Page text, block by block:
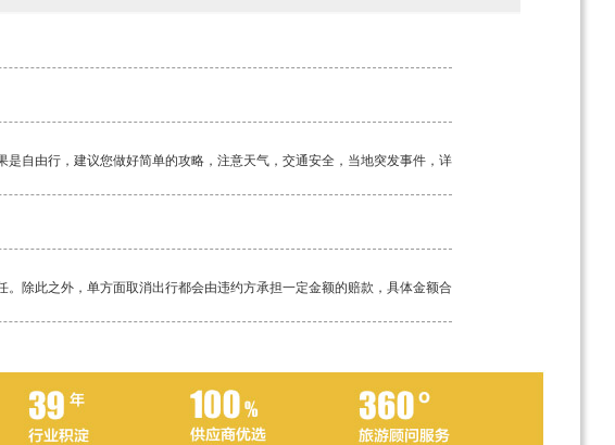
自由行，建议您做好简单的攻略，注意天气，交通安全，当地突发事件，详
除此之外，单方面取消出行都会由违约方承担一定金额的赔款，具体金额合